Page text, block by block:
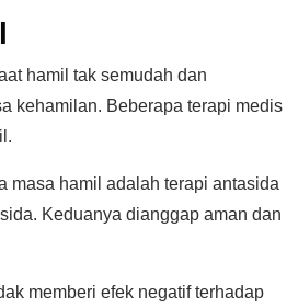
hamil tak semudah dan
kehamilan. Beberapa terapi medis
masa hamil adalah terapi antasida
Keduanya dianggap aman dan
memberi efek negatif terhadap